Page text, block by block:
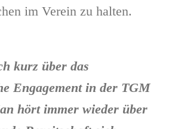
im Verein zu halten.
kurz über das
Engagement in der TGM
hört immer wieder über